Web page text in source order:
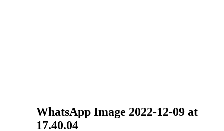
WhatsApp Image 2022-12-09 at
17.40.04